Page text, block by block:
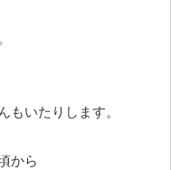
もいたりします。
から